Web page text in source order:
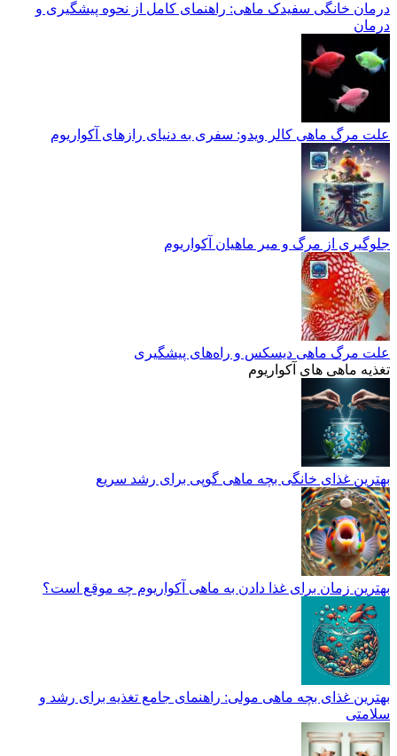
درمان خانگی سفیدک ماهی: راهنمای کامل از نحوه پیشگیری و
درمان
علت مرگ ماهی کالر ویدو: سفری به دنیای رازهای آکواریوم
جلوگیری از مرگ و میر ماهیان آکواریوم
علت مرگ ماهی دیسکس و راه‌های پیشگیری
تغذیه ماهی های آکواریوم
بهترین غذای خانگی بچه ماهی گوپی برای رشد سریع
بهترین زمان برای غذا دادن به ماهی آکواریوم چه موقع است؟
بهترین غذای بچه ماهی مولی: راهنمای جامع تغذیه برای رشد و
سلامتی